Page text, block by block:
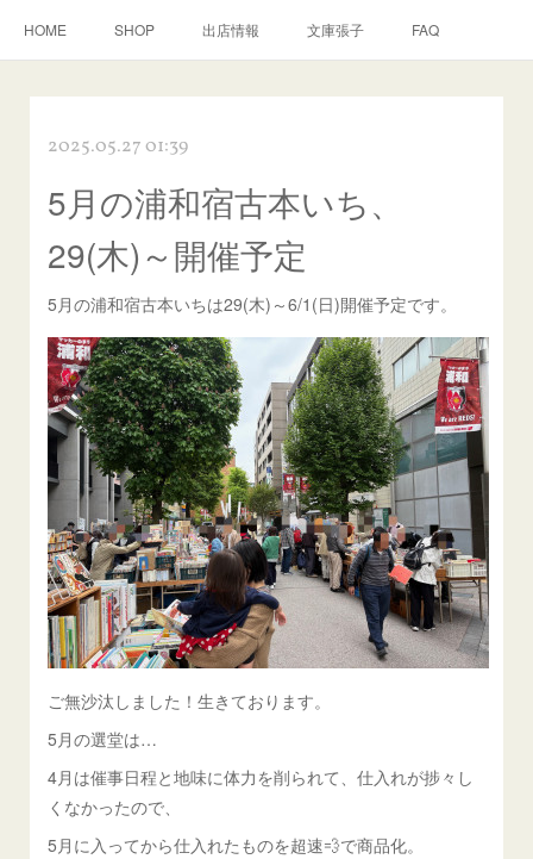
HOME SHOP 出店情報 文庫張子 FAQ
2025.05.27 01:39
5月の浦和宿古本いち、
29(木)～開催予定
5月の浦和宿古本いちは29(木)～6/1(日)開催予定です。
ご無沙汰しました！生きております。
5月の選堂は…
4月は催事日程と地味に体力を削られて、仕入れが捗々し
くなかったので、
5月に入ってから仕入れたものを超速💨で商品化。